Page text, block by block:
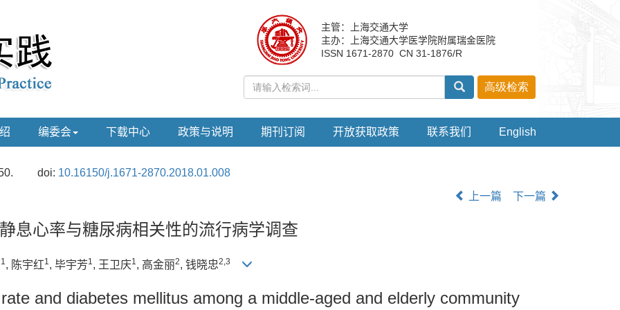
主管：上海交通大学
主办：上海交通大学医学院附属瑞金医院
ISSN 1671-2870 CN 31-1876/R
编委会 下载中心 政策与说明 期刊订阅 开放获取政策 联系我们 English
doi: 10.16150/j.1671-2870.2018.01.008
上一篇
下一篇
息心率与糖尿病相关性的流行病学调查
1, 陈宇红1, 毕宇芳1, 王卫庆1, 高金丽2, 钱晓忠2,3
and diabetes mellitus among a middle-aged and elderly community